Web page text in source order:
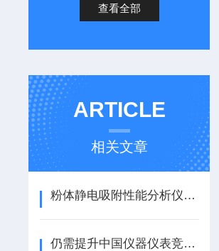
查看全部
ARTICLE
相关文章
粉体静电吸附性能分析仪：赋能粉体静电特性研究
仍需提升中国仪器仪表竞争力